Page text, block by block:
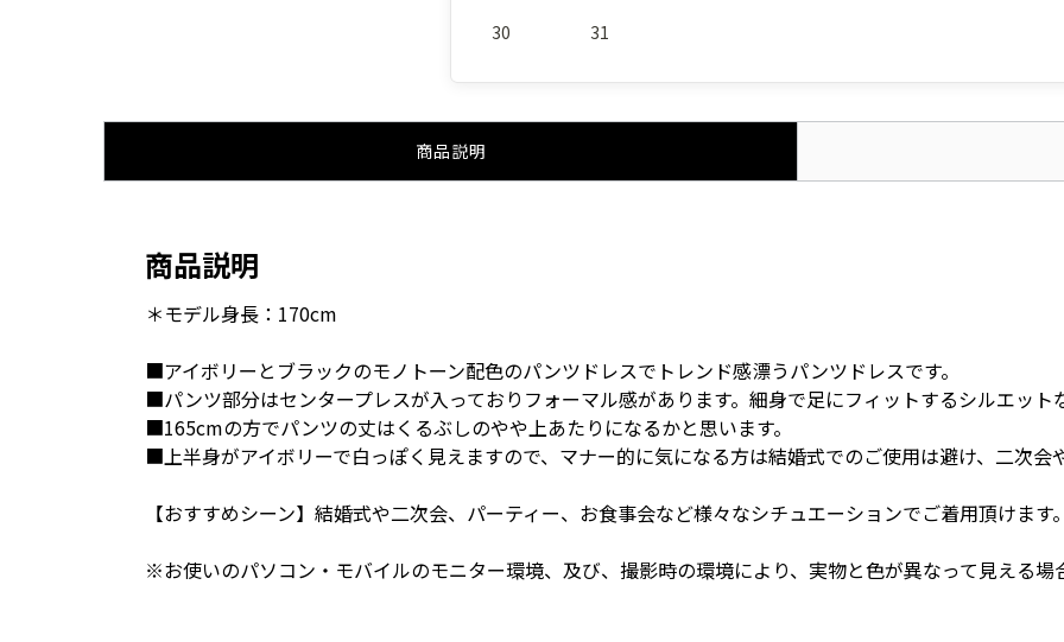
30 31
商品説明
商品説明
＊モデル身長：170cm
■アイボリーとブラックのモノトーン配色のパンツドレスでトレンド感漂うパンツドレスです。
■パンツ部分はセンタープレスが入っておりフォーマル感があります。細身で足にフィットするシルエット
■165cmの方でパンツの丈はくるぶしのやや上あたりになるかと思います。
■上半身がアイボリーで白っぽく見えますので、マナー的に気になる方は結婚式でのご使用は避け、二次会
【おすすめシーン】結婚式や二次会、パーティー、お食事会など様々なシチュエーションでご着用頂けます
※お使いのパソコン・モバイルのモニター環境、及び、撮影時の環境により、実物と色が異なって見える場